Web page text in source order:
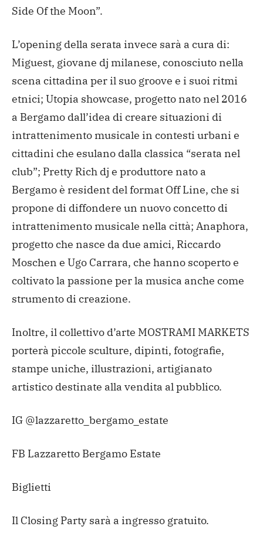
Side Of the Moon”.
L’opening della serata invece sarà a cura di:
Miguest, giovane dj milanese, conosciuto nella
scena cittadina per il suo groove e i suoi ritmi
etnici; Utopia showcase, progetto nato nel 2016
a Bergamo dall’idea di creare situazioni di
intrattenimento musicale in contesti urbani e
cittadini che esulano dalla classica “serata nel
club”; Pretty Rich dj e produttore nato a
Bergamo è resident del format Off Line, che si
propone di diffondere un nuovo concetto di
intrattenimento musicale nella città; Anaphora,
progetto che nasce da due amici, Riccardo
Moschen e Ugo Carrara, che hanno scoperto e
coltivato la passione per la musica anche come
strumento di creazione.
Inoltre, il collettivo d’arte MOSTRAMI MARKETS
porterà piccole sculture, dipinti, fotografie,
stampe uniche, illustrazioni, artigianato
artistico destinate alla vendita al pubblico.
IG @lazzaretto_bergamo_estate
FB Lazzaretto Bergamo Estate
Biglietti
Il Closing Party sarà a ingresso gratuito.